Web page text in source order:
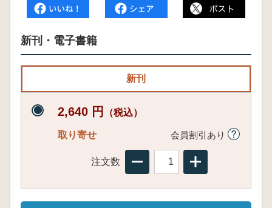
新刊・電子書籍
新刊
2,640 円 （税込）
取り寄せ 会員割引あり
注文数